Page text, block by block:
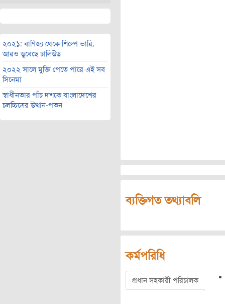
২০২১: বাণিজ্য থেকে শিল্পে ভারি,
আরও ডুবেছে ঢালিউড
২০২২ সালে মুক্তি পেতে পারে এই সব
সিনেমা
স্বাধীনতার পাঁচ দশকে বাংলাদেশের
চলচ্চিত্রের উত্থান-পতন
ব্যক্তিগত তথ্যাবলি
কর্মপরিধি
প্রধান সহকারী পরিচালক